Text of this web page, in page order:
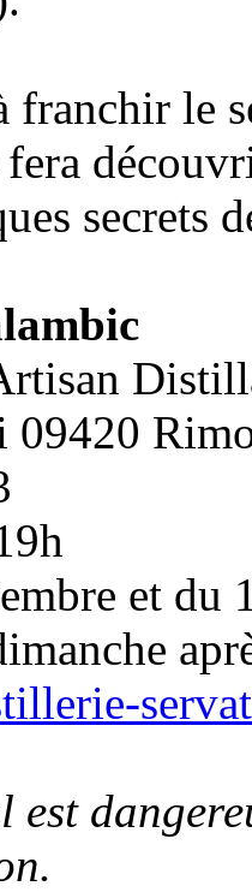
franchir le
09420
et